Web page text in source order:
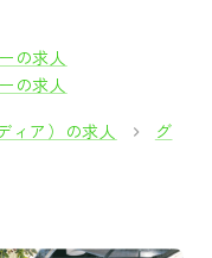
の求人
の求人
ィア）の求人
グ